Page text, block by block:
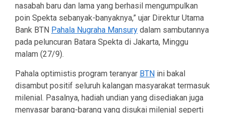
nasabah baru dan lama yang berhasil mengumpulkan
poin Spekta sebanyak-banyaknya,” ujar Direktur Utama
Bank BTN Pahala Nugraha Mansury dalam sambutannya
pada peluncuran Batara Spekta di Jakarta, Minggu
malam (27/9).
Pahala optimistis program teranyar BTN ini bakal
disambut positif seluruh kalangan masyarakat termasuk
milenial. Pasalnya, hadiah undian yang disediakan juga
menyasar barang-barang yang disukai milenial seperti